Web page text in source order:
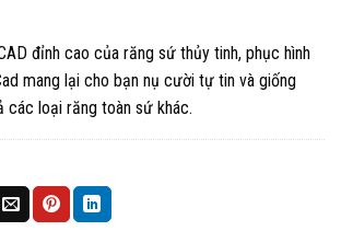
đỉnh cao của răng sứ thủy tinh, phục hình
mang lại cho bạn nụ cười tự tin và giống
loại răng toàn sứ khác.